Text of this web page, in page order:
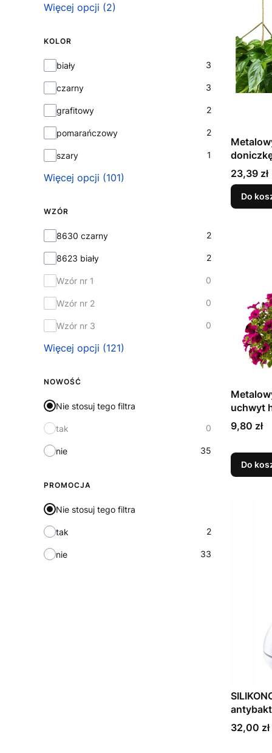
Więcej opcji (2)
KOLOR
Kolorbiały 3
czarny 3
grafitowy 2
pomarańczowy 2
szary 1
Więcej opcji (101)
WZÓR
Wzór8630 czarny 2
8623 biały 2
Wzór nr 1 0
Wzór nr 2 0
Wzór nr 3 0
Więcej opcji (121)
NOWOŚĆ
Nie stosuj tego filtra
tak 0
nie 35
PROMOCJA
Nie stosuj tego filtra
tak 2
nie 33
Cena
23,39 zł
Do
uchwyt
Cena
9,80 zł
Do
Cena
32,00 zł